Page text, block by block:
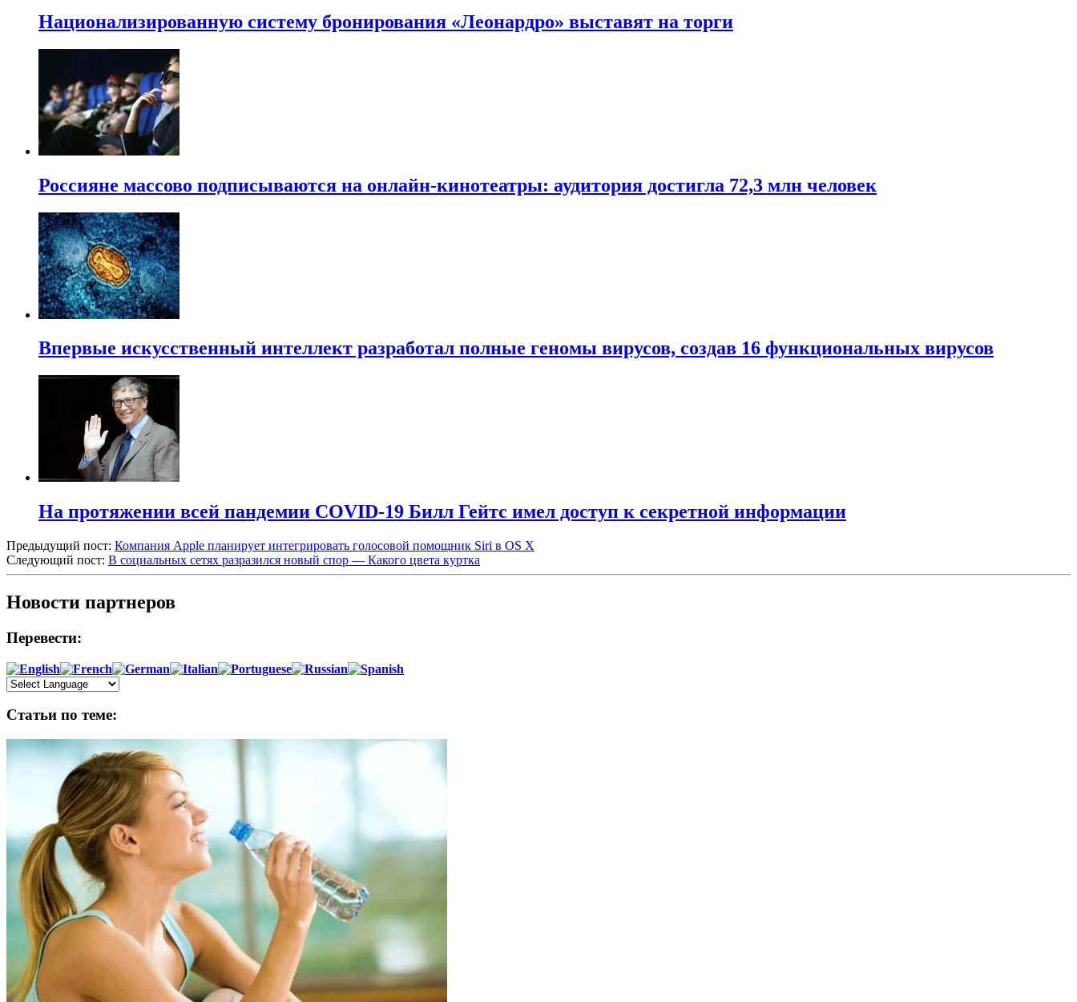
Национализированную систему бронирования «Леонардро» выставят на торги
Россияне массово подписываются на онлайн-кинотеатры: аудитория достигла 72,3 млн человек
Впервые искусственный интеллект разработал полные геномы вирусов, создав 16 функциональных вирусов
На протяжении всей пандемии COVID-19 Билл Гейтс имел доступ к секретной информации
Предыдущий пост: Компания Apple планирует интегрировать голосовой помощник Siri в OS X
Следующий пост: В социальных сетях разразился новый спор — Какого цвета куртка
Новости партнеров
Перевести:
Статьи по теме: